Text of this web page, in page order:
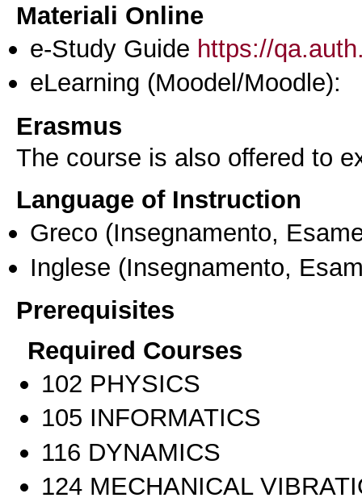
Materiali Online
e-Study Guide https://
eLearning (Moodel/Moodle):
Erasmus
The course is also offered to
Language of Instruction
Greco (Insegnamento,
Inglese (Insegnamento,
Prerequisites
Required Courses
102 PHYSICS
105 INFORMATICS
116 DYNAMICS
124 MECHANICAL